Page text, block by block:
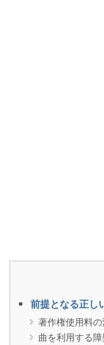
前提となる正し
著作権使用料
曲を利用する